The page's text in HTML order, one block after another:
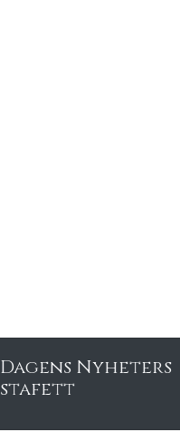
Dagens Nyheters
stafett